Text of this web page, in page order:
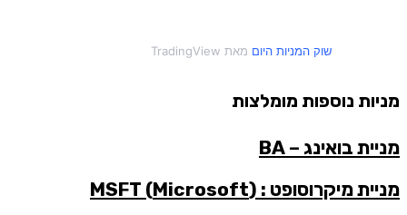
שוק המניות היום מאת TradingView
מניות נוספות מומלצות
מניית בואינג – BA
מניית מיקרוסופט : (Microsoft) MSFT